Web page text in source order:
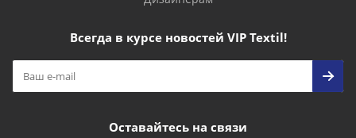
Всегда в курсе новостей VIP Textil!
Оставайтесь на связи